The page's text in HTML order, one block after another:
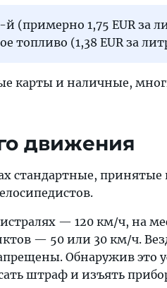
(примерно 1,75 EUR за
топливо (1,38 EUR за
карты и наличные,
движения
стандартные, принятые
— 120 км/ч, на
— 50 или 30 км/ч.
Обнаружив это
штраф и изъять